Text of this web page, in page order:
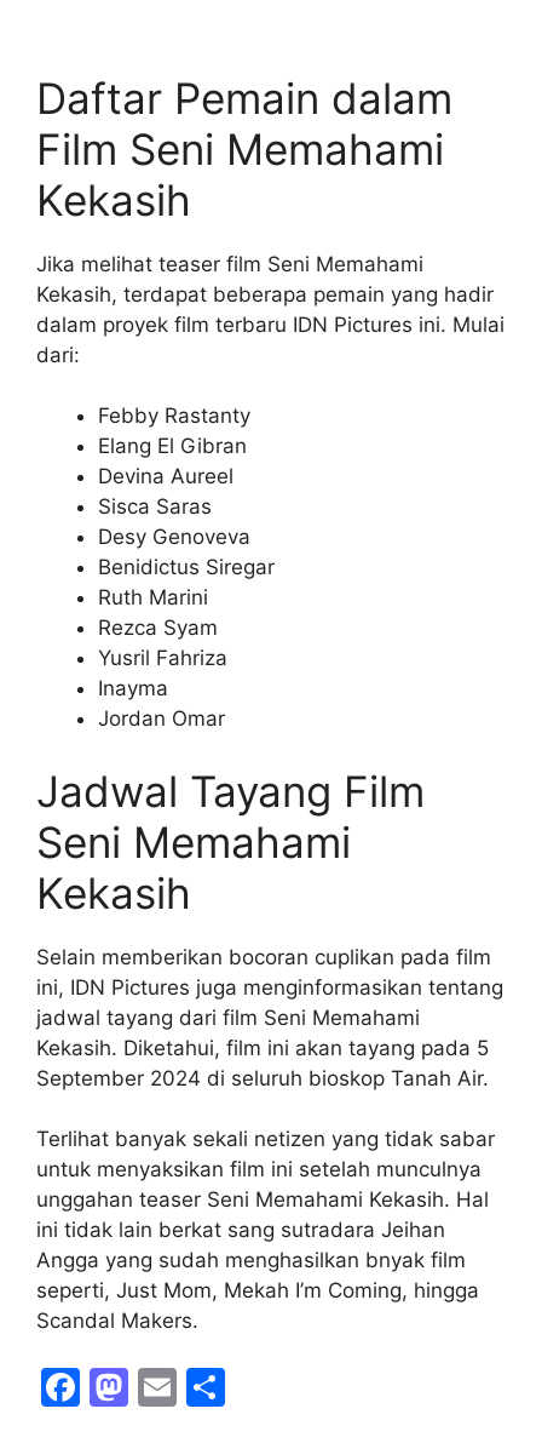
Daftar Pemain dalam
Film Seni Memahami
Kekasih
Jika melihat teaser film Seni Memahami
Kekasih, terdapat beberapa pemain yang hadir
dalam proyek film terbaru IDN Pictures ini. Mulai
dari:
Febby Rastanty
Elang El Gibran
Devina Aureel
Sisca Saras
Desy Genoveva
Benidictus Siregar
Ruth Marini
Rezca Syam
Yusril Fahriza
Inayma
Jordan Omar
Jadwal Tayang Film
Seni Memahami
Kekasih
Selain memberikan bocoran cuplikan pada film
ini, IDN Pictures juga menginformasikan tentang
jadwal tayang dari film Seni Memahami
Kekasih. Diketahui, film ini akan tayang pada 5
September 2024 di seluruh bioskop Tanah Air.
Terlihat banyak sekali netizen yang tidak sabar
untuk menyaksikan film ini setelah munculnya
unggahan teaser Seni Memahami Kekasih. Hal
ini tidak lain berkat sang sutradara Jeihan
Angga yang sudah menghasilkan bnyak film
seperti, Just Mom, Mekah I’m Coming, hingga
Scandal Makers.
F
M E